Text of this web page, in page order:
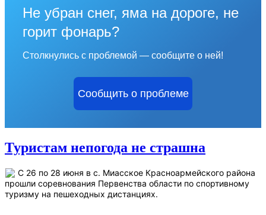
Не убран снег, яма на дороге, не
горит фонарь?
Столкнулись с проблемой — сообщите о ней!
Сообщить о проблеме
Туристам непогода не страшна
С 26 по 28 июня в с. Миасское Красноармейского района
прошли соревнования Первенства области по спортивному
туризму на пешеходных дистанциях.